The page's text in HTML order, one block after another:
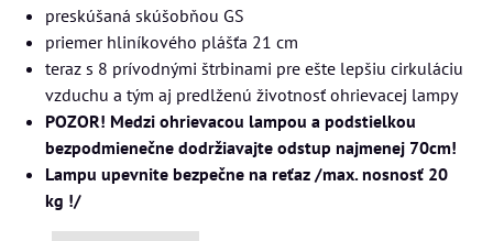
preskúšaná skúšobňou GS
priemer hliníkového plášťa 21 cm
teraz s 8 prívodnými štrbinami pre ešte lepšiu cirkuláciu
vzduchu a tým aj predlženú životnosť ohrievacej lampy
POZOR! Medzi ohrievacou lampou a podstielkou
bezpodmienečne dodržiavajte odstup najmenej 70cm!
Lampu upevnite bezpečne na reťaz /max. nosnosť 20
kg !/